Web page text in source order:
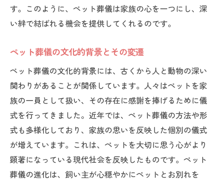
す。このように、ペット葬儀は家族の心を一つにし、深
い絆で結ばれる機会を提供してくれるのです。
ペット葬儀の文化的背景とその変遷
ペット葬儀の文化的背景には、古くから人と動物の深い
関わりがあることが関係しています。人々はペットを家
族の一員として扱い、その存在に感謝を捧げるために儀
式を行ってきました。近年では、ペット葬儀の方法や形
式も多様化しており、家族の思いを反映した個別の儀式
が増えています。これは、ペットを大切に思う心がより
顕著になっている現代社会を反映したものです。ペット
葬儀の進化は、飼い主が心穏やかにペットとお別れを